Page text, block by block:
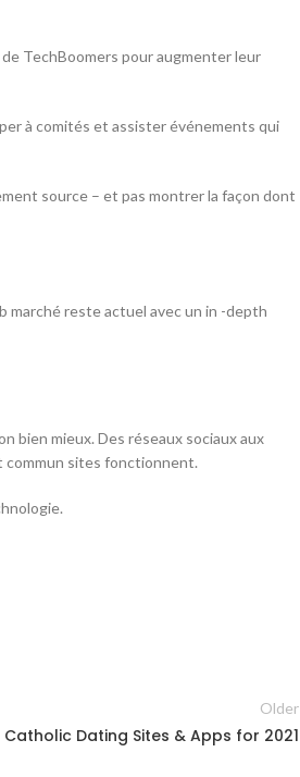
TechBoomers pour augmenter leur
à comités et assister événements qui
source – et pas montrer la façon dont
marché reste actuel avec un in -depth
bien mieux. Des réseaux sociaux aux
sites fonctionnent.
Older
Catholic Dating Sites & Apps for 2021